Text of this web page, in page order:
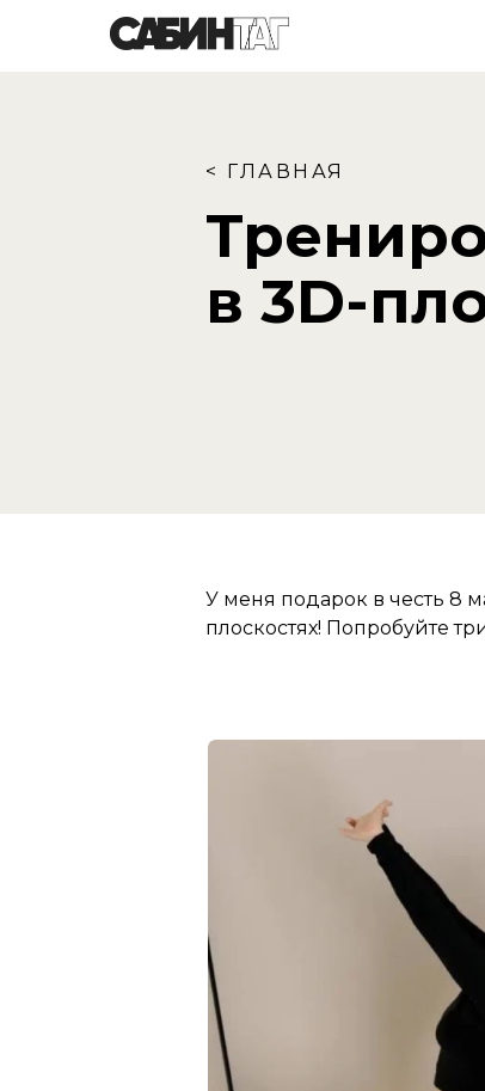
в 3D-
< ГЛАВНАЯ
У меня подарок в честь 8
плоскостях! Попробуйте